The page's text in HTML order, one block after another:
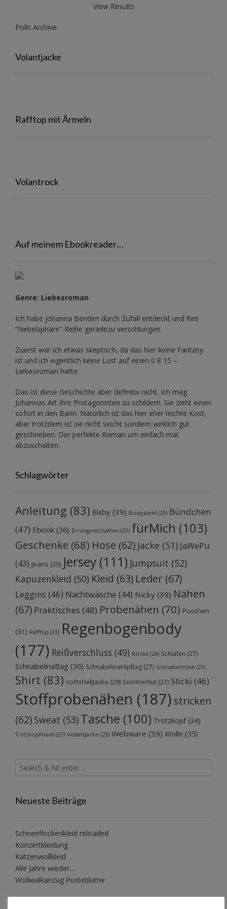
View Results
Polls Archive
Volantjacke
Rafftop mit Ärmeln
Volantrock
Auf meinem Ebookreader…
Genre: Liebesroman
Ich habe Johanna Benden durch Zufall entdeckt und ihre
“Nebelsphäre”-Reihe geradezu verschlungen.
Zuerst war ich etwas skeptisch, da das hier keine Fantasy
ist und ich eigentlich keine Lust auf einen 0 8 15 –
Liebesroman hatte.
Das ist diese Geschichte aber definitiv nicht. Ich mag
Johannas Art ihre Protagonisten zu schildern. Sie zieht einen
sofort in den Bann. Natürlich ist das hier eher leichte Kost,
aber trotzdem ist sie nicht seicht sondern wirklich gut
geschrieben. Der perfekte Roman um einfach mal
abzuschalten.
Schlagwörter
Anleitung (83) Baby (39) Bodykleid (25) Bündchen
(47) Ebook (36) Errungenschaften (23) fürMich (103)
Geschenke (68) Hose (62) Jacke (51) JaWePu
(43) Jeans (30) Jersey (111) Jumpsuit (52)
Kapuzenkleid (50) Kleid (63) Leder (67)
Leggins (46) Nachtwäsche (44) Nicky (39) Nähen
(67) Praktisches (48) Probenähen (70) Puschen
(31) Rafftop (23) Regenbogenbody
(177) Reißverschluss (49) Röckli (24) Schlafen (27)
SchnabelinaBag (36) SchnabelinaHipBag (27) Schnabelinose (23)
Shirt (83) softshelljacke (29) Sommerhut (27) Sticki (46)
Stoffprobenähen (187) stricken
(62) Sweat (53) Tasche (100) Trotzkopf(34)
Trotzkopfkleid (23) Volantjacke (25) Webware (39) Wolle (35)
Neueste Beiträge
Schneeflockenkleid reloaded
Konzertkleidung
Katzenwollkleid
Alle Jahre wieder…
Wollwalkanzug Pusteblume